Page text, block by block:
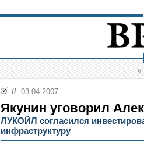
//
// 03.04.2007
Якунин уговорил
ЛУКОЙЛ согласился
инфраструктуру